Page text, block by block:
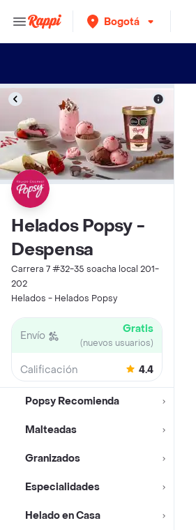
Bogotá
Helados Popsy -
Despensa
Carrera 7 #32-35 soacha local 201-
202
Helados - Helados Popsy
Envío Gratis
(nuevos usuarios)
Calificación 4.4
Popsy Recomienda
Malteadas
Granizados
Especialidades
Helado en Casa